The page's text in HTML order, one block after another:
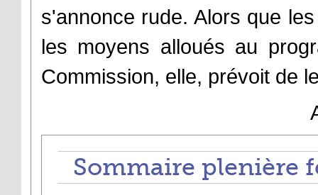
s'annonce rude. Alors que
les moyens alloués au
Commission, elle, prévoit de
Sommaire plenière